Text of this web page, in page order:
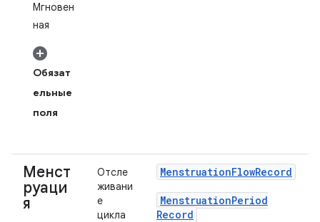
Мгновен
ная
Обязат
ельные
поля
Менст
руаци
я
Отсле
живани
е
цикла
MenstruationFlowRecord
MenstruationPeriod
Record